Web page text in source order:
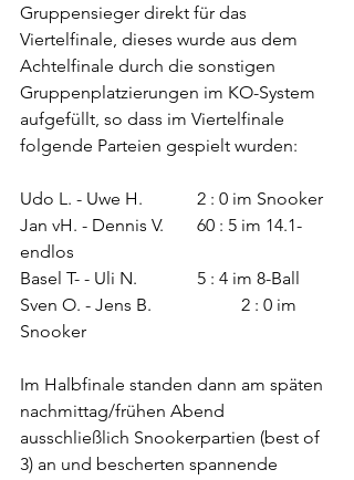
Gruppensieger direkt für das
Viertelfinale, dieses wurde aus dem
Achtelfinale durch die sonstigen
Gruppenplatzierungen im KO-System
aufgefüllt, so dass im Viertelfinale
folgende Parteien gespielt wurden:
Udo L. - Uwe H.		2 : 0 im Snooker
Jan vH. - Dennis V.  	60 : 5 im 14.1-
endlos
Basel T- - Uli N.		5 : 4 im 8-Ball
Sven O. - Jens B.		2 : 0 im
Snooker
Im Halbfinale standen dann am späten
nachmittag/frühen Abend
ausschließlich Snookerpartien (best of
3) an und bescherten spannende